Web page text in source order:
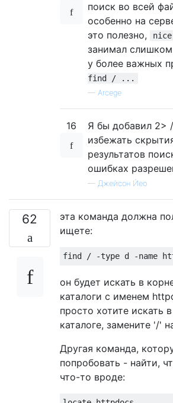
поиск во всей
особенно на
это полезно,
nice
занимал
у более важных
find / ...
— Arcege
16
Я бы добавил 2>
избежать
результатов
ошибках
— Джейсон Йео
62
эта команда должна
ищете:
он будет искать в
каталоги с именем
просто хотите искать
каталоге, замените '/'
Другая команда,
попробовать - найти,
что-то вроде: